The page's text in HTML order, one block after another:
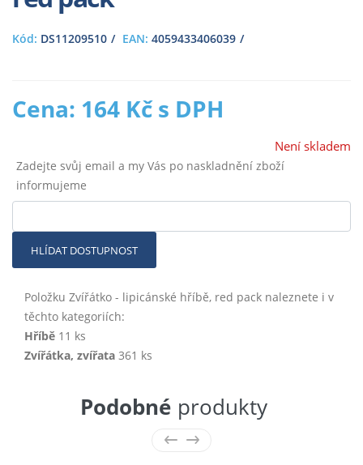
Kód: DS11209510 EAN: 4059433406039
Cena: 164 Kč s DPH
Není skladem
Zadejte svůj email a my Vás po naskladnění zboží
informujeme
HLÍDAT DOSTUPNOST
Položku Zvířátko - lipicánské hříbě, red pack naleznete i v
těchto kategoriích:
Hříbě 11 ks
Zvířátka, zvířata 361 ks
Podobné produkty